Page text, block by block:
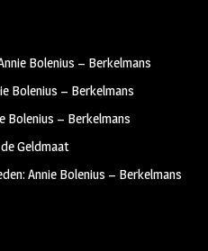
Bolenius – Berkelmans
Bolenius – Berkelmans
Bolenius – Berkelmans
Geldmaat
Annie Bolenius – Berkelmans